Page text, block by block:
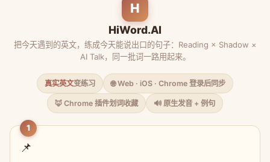
H
HiWord.AI
把今天遇到的英文，练成今天能说出口的句子：Reading × Shadow ×
AI Talk，同一批词一路用起来。
真实英文变练习 🌐 Web · iOS · Chrome 登录后同步
🦊 Chrome 插件划词收藏 🔊 原生发音 + 例句
1
📌